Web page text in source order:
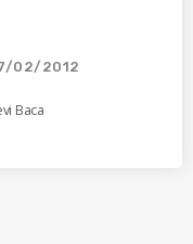
02/2012
Baca